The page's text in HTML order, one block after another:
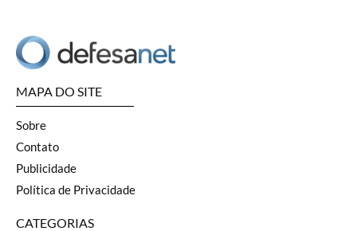
MAPA DO SITE
Sobre
Contato
Publicidade
Política de Privacidade
CATEGORIAS